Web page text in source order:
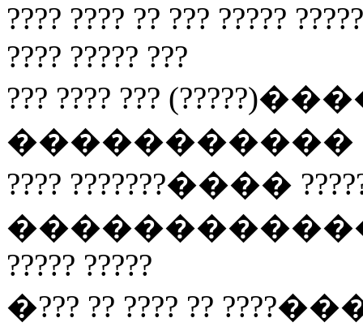
???? ???? ?? ??? ?????
???? ????? ???
??? ???? ???
����������� ????
???? ???????����
????? ?????
�??? ?? ???? ??